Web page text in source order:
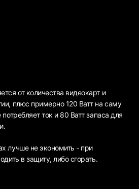
от количества видеокарт и
плюс примерно 120 Ватт на саму
ток и 80 Ватт запаса для
лучше не экономить - при
в защиту, либо сгорать.